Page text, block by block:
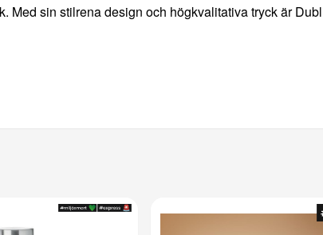
Med sin stilrena design och högkvalitativa tryck är